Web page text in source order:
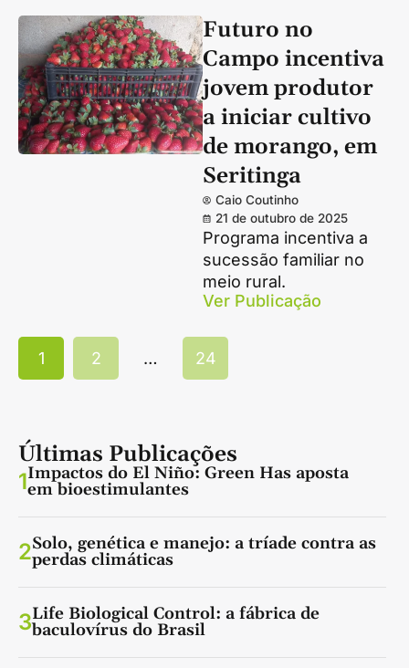
Futuro no
Campo incentiva
jovem produtor
a iniciar cultivo
de morango, em
Seritinga
Caio Coutinho
21 de outubro de 2025
Programa incentiva a
sucessão familiar no
meio rural.
Ver Publicação
1 2 … 24
Últimas Publicações
1Impactos do El Niño: Green Has aposta
em bioestimulantes
2Solo, genética e manejo: a tríade contra as
perdas climáticas
3Life Biological Control: a fábrica de
baculovírus do Brasil